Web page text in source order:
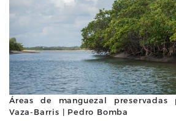
Áreas de manguezal
Vaza-Barris | Pedro Bomba